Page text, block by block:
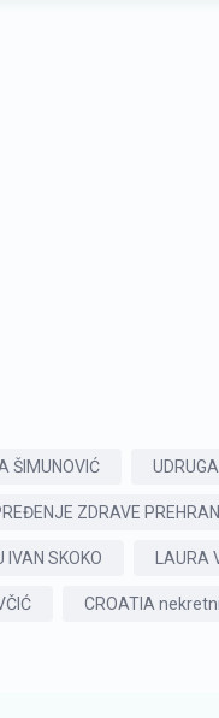
ŠIMUNOVIĆ
ZDRAVE
SKOKO LAURA
CROATIA